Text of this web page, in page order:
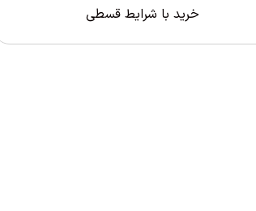
خرید با شرایط قسطی